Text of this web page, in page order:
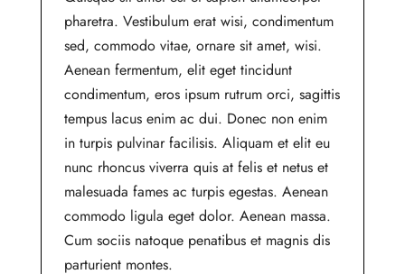
pharetra. Vestibulum erat wisi, condimentum
sed, commodo vitae, ornare sit amet, wisi.
Aenean fermentum, elit eget tincidunt
condimentum, eros ipsum rutrum orci, sagittis
tempus lacus enim ac dui. Donec non enim
in turpis pulvinar facilisis. Aliquam et elit eu
nunc rhoncus viverra quis at felis et netus et
malesuada fames ac turpis egestas. Aenean
commodo ligula eget dolor. Aenean massa.
Cum sociis natoque penatibus et magnis dis
parturient montes.